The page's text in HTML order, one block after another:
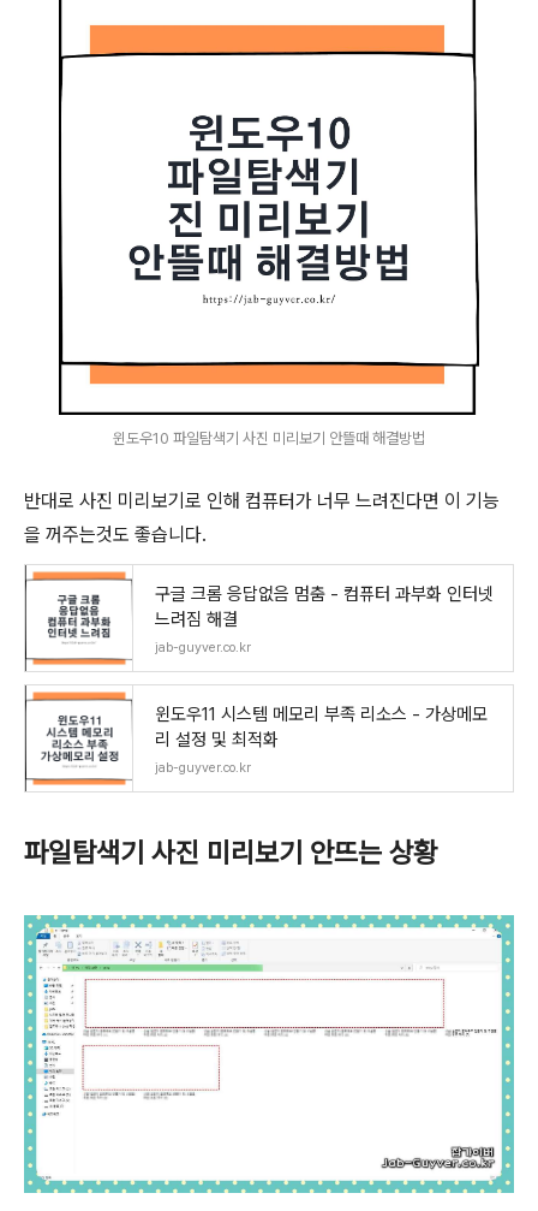
윈도우10 파일탐색기 사진 미리보기 안뜰때 해결방법
반대로 사진 미리보기로 인해 컴퓨터가 너무 느려진다면 이 기능
을 꺼주는것도 좋습니다.
구글 크롬 응답없음 멈춤 - 컴퓨터 과부화 인터넷
느려짐 해결
jab-guyver.co.kr
윈도우11 시스템 메모리 부족 리소스 - 가상메모
리 설정 및 최적화
jab-guyver.co.kr
파일탐색기 사진 미리보기 안뜨는 상황